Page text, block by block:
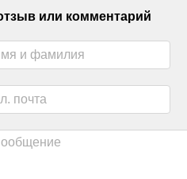
или комментарий